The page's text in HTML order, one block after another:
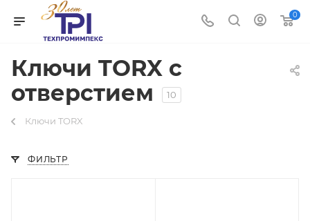
0
Ключи TORX с
отверстием
10
Ключи TORX
ФИЛЬТР